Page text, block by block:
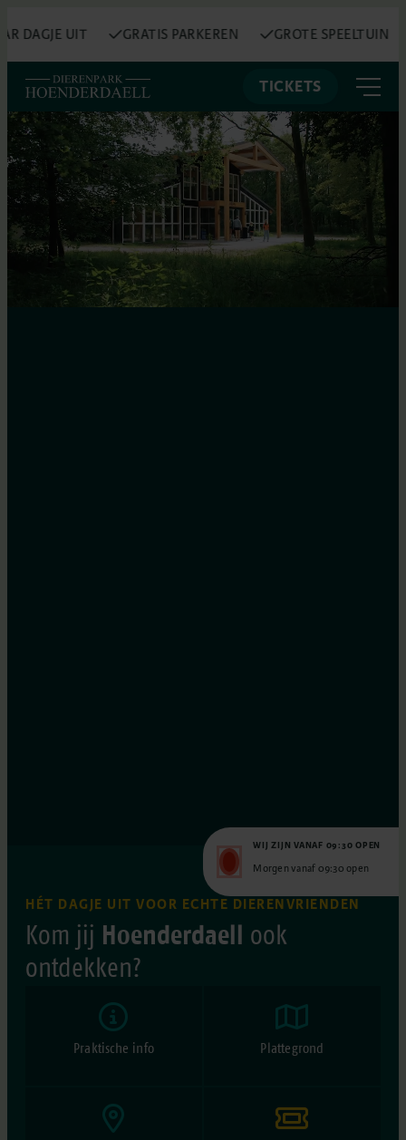
UIT GRATIS PARKEREN GROTE SPEELTUIN
TICKETS
WIJ ZIJN VANAF 09:30 OPEN
Morgen vanaf 09:30 open
HÉT DAGJE UIT VOOR ECHTE DIERENVRIENDEN
Kom jij Hoenderdaell ook
ontdekken?
Praktische info Plattegrond